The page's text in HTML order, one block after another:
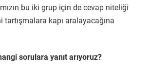
bu iki grup için de cevap niteliği
tartışmalara kapı aralayacağına
sorulara yanıt arıyoruz?